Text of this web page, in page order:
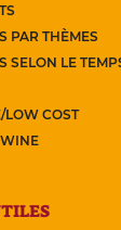
PAR THÈMES
SELON LE
LOW COST